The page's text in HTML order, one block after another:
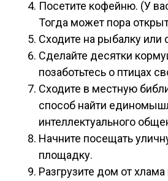
Посетите кофейню. (У
Тогда может пора
Сходите на рыбалку или
Сделайте десятки
позаботьтесь о птицах
Сходите в местную
способ найти
интеллектуального
Начните посещать
площадку.
Разгрузите дом от